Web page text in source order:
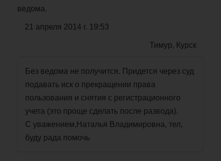
ведома.
21 апреля 2014 г. 19:53
Тимур, Курск
Без ведома не получится. Придется через суд
подавать иск о прекращении права
пользования и снятия с регистрационного
учета (это проще сделать после развода).
С уважением,Наталья Владимировна, тел,
буду рада помочь